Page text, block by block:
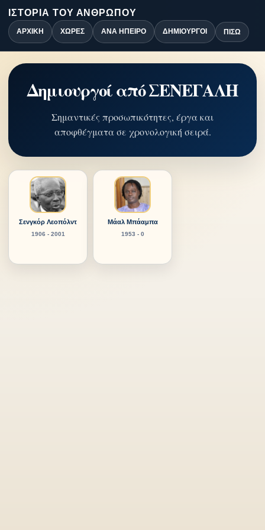
ΙΣΤΟΡΊΑ ΤΟΥ ΑΝΘΡΏΠΟΥ
ΑΡΧΙΚΉ ΧΏΡΕΣ ΑΝΆ ΉΠΕΙΡΟ ΔΗΜΙΟΥΡΓΟΊ ΠΊΣΩ
Δημιουργοί από ΣΕΝΕΓΑΛΗ
Σημαντικές προσωπικότητες, έργα και
αποφθέγματα σε χρονολογική σειρά.
Σενγκόρ Λεοπόλντ
1906 - 2001
Μάαλ Μπάαμπα
1953 - 0